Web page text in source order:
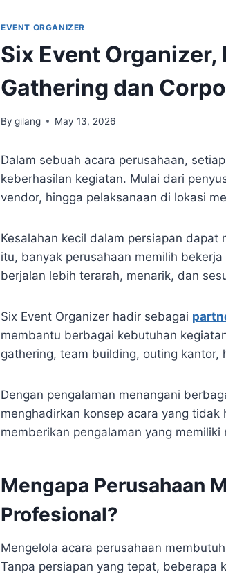
EVENT ORGANIZER
Six Event
Gathering dan
By gilang May 13, 2026
Dalam sebuah acara perusahaan,
keberhasilan kegiatan. Mulai dari
vendor, hingga pelaksanaan di lokasi
Kesalahan kecil dalam persiapan
itu, banyak perusahaan memilih
berjalan lebih terarah, menarik, dan
Six Event Organizer hadir sebagai
membantu berbagai kebutuhan
gathering, team building, outing
Dengan pengalaman menangani
menghadirkan konsep acara yang
memberikan pengalaman yang
Mengapa Perusahaan
Profesional?
Mengelola acara perusahaan
Tanpa persiapan yang tepat, beberapa